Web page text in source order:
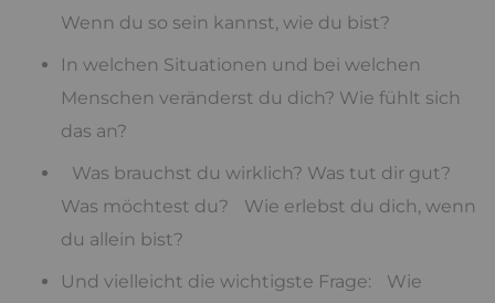
Wenn du so sein kannst, wie du bist?
In welchen Situationen und bei welchen
Menschen veränderst du dich? Wie fühlt sich
das an?
Was brauchst du wirklich? Was tut dir gut?
Was möchtest du? Wie erlebst du dich, wenn
du allein bist?
Und vielleicht die wichtigste Frage: Wie